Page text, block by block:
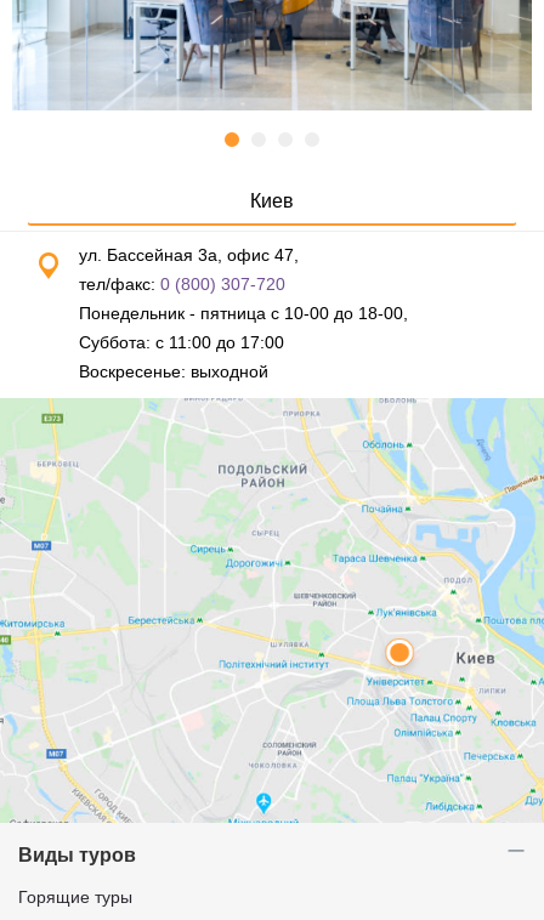
Киев
ул. Бассейная 3а, офис 47,
тел/факс: 0 (800) 307-720
Понедельник - пятница с 10-00 до 18-00,
Суббота: с 11:00 до 17:00
Воскресенье: выходной
Виды туров
Горящие туры